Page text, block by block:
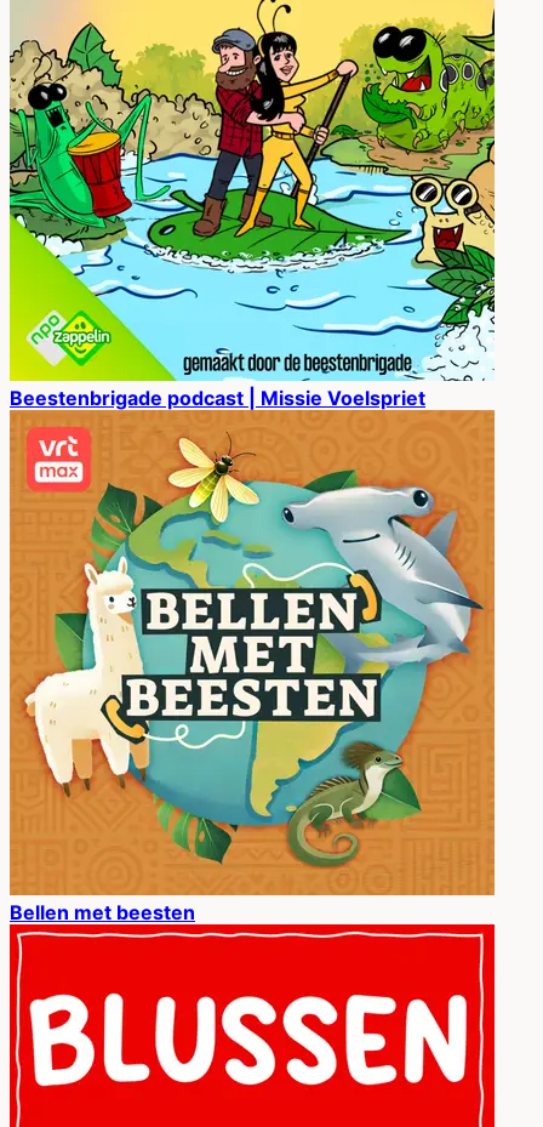
Beestenbrigade podcast | Missie Voelspriet
Bellen met beesten